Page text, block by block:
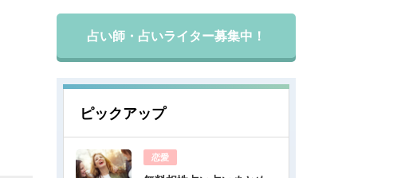
占い師・占いライター募集中！
ピックアップ
恋愛